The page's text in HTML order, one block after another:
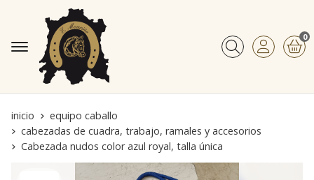
Buscar
0
inicio
equipo caballo
cabezadas de cuadra, trabajo, ramales y accesorios
Cabezada nudos color azul royal, talla única